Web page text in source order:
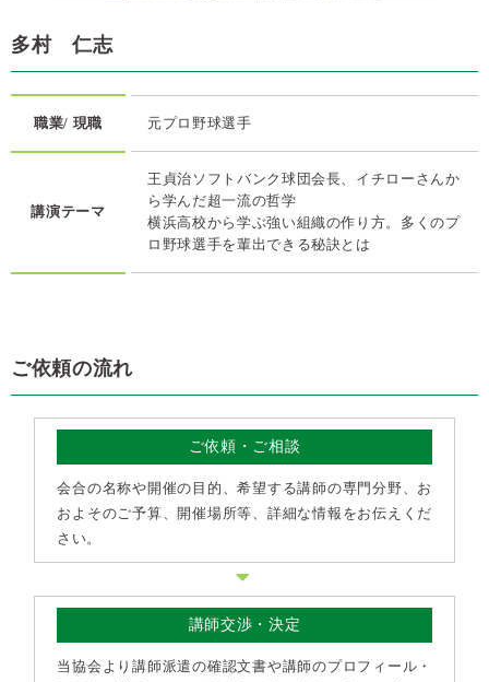
多村 仁志
職業/ 現職 元プロ野球選手
講演テーマ
王貞治ソフトバンク球団会長、イチローさんか
ら学んだ超一流の哲学
横浜高校から学ぶ強い組織の作り方。多くのプ
ロ野球選手を輩出できる秘訣とは
ご依頼の流れ
ご依頼・ご相談
会合の名称や開催の目的、希望する講師の専門分野、お
およそのご予算、開催場所等、詳細な情報をお伝えくだ
さい。
講師交渉・決定
当協会より講師派遣の確認文書や講師のプロフィール・